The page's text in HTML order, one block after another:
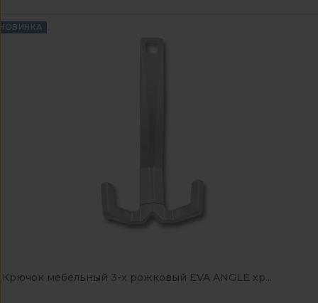
Крючок мебельный 3-x рожковый EVA ANGLE хр...